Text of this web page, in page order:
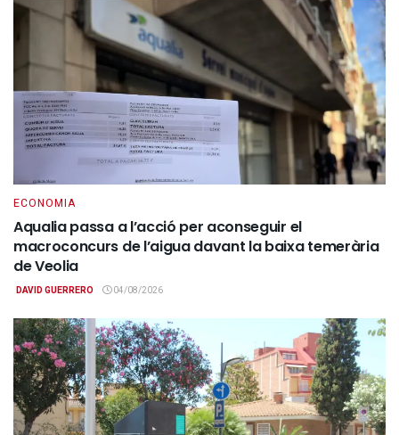
ECONOMIA
Aqualia passa a l’acció per aconseguir el
macroconcurs de l’aigua davant la baixa temerària
de Veolia
DAVID GUERRERO 04/08/2026